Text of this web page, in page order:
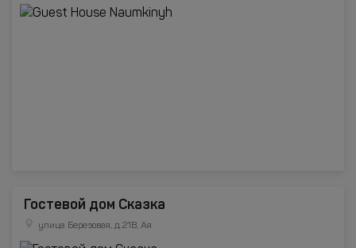
Гостевой дом Сказка
улица Березовая, д.21В, Ая